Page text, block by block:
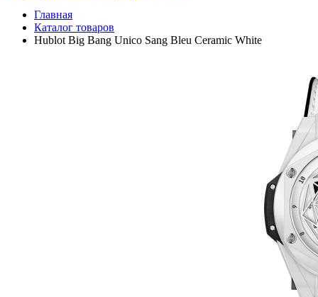
Главная
Каталог товаров
Hublot Big Bang Unico Sang Bleu Ceramic White